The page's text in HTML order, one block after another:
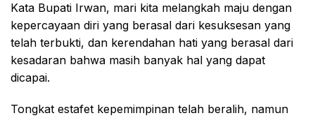
Kata Bupati Irwan, mari kita melangkah maju dengan
kepercayaan diri yang berasal dari kesuksesan yang
telah terbukti, dan kerendahan hati yang berasal dari
kesadaran bahwa masih banyak hal yang dapat
dicapai.
Tongkat estafet kepemimpinan telah beralih, namun